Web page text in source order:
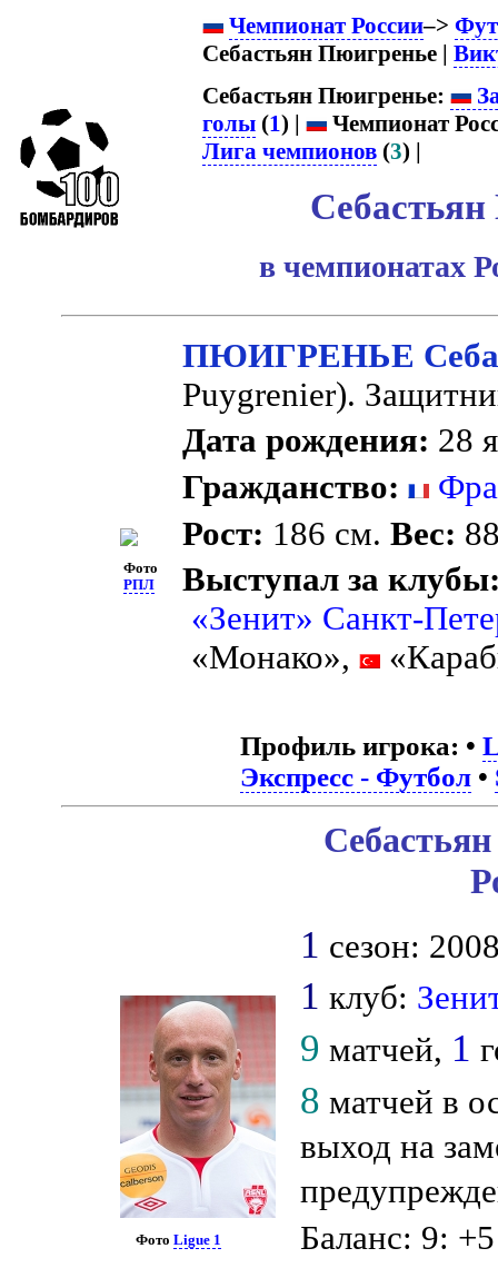
Чемпионат России–>
Себастьян Пюигренье |
Себастьян Пюигренье:
голы (1) |
Чемпионат
Лига чемпионов (3) |
в чемпионатах
Фото
РПЛ
ПЮИГРЕНЬЕ
Puygrenier).
Дата рождения: 28
Гражданство:
Рост: 186 см.Вес:
Выступал за
«Зенит» Санкт-
«Монако»,
Профиль игрока: •
Экспресс - Футбол•
Фото Ligue 1
1 сезон:
1 клуб:
9 матчей, 1
8 матчей в
выход на
Баланс: 9: